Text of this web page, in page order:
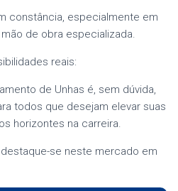
constância, especialmente em
de obra especializada.
reais:
de Unhas é, sem dúvida,
todos que desejam elevar suas
horizontes na carreira.
se neste mercado em